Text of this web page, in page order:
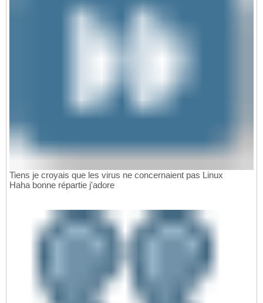
Tiens je croyais que les virus ne concernaient pas Linux
Haha bonne répartie j'adore